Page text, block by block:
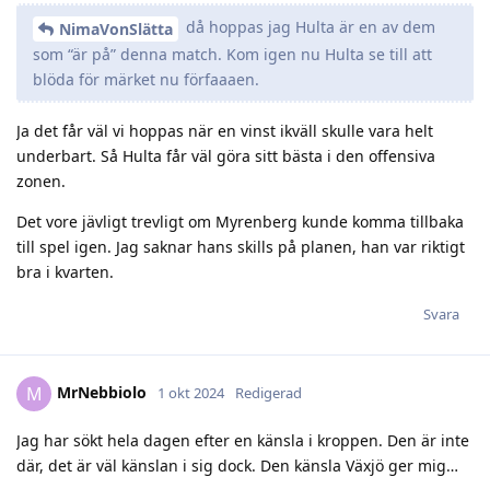
NimaVonSlätta
då hoppas jag Hulta är en av dem
som “är på” denna match. Kom igen nu Hulta se till att
blöda för märket nu förfaaaen.
Ja det får väl vi hoppas när en vinst ikväll skulle vara helt
underbart. Så Hulta får väl göra sitt bästa i den offensiva
zonen.
Det vore jävligt trevligt om Myrenberg kunde komma tillbaka
till spel igen. Jag saknar hans skills på planen, han var riktigt
bra i kvarten.
Svara
M MrNebbiolo 1 okt 2024 Redigerad
Jag har sökt hela dagen efter en känsla i kroppen. Den är inte
där, det är väl känslan i sig dock. Den känsla Växjö ger mig…